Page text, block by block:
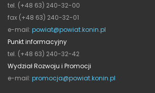
tel. (+48 63) 240-32-00
fax (+48 63) 240-32-01
e-mail: powiat@powiat.konin.pl
Punkt informacyjny
tel. (+48 63) 240-32-42
Wydział Rozwoju i Promocji
e-mail: promocja@powiat.konin.pl